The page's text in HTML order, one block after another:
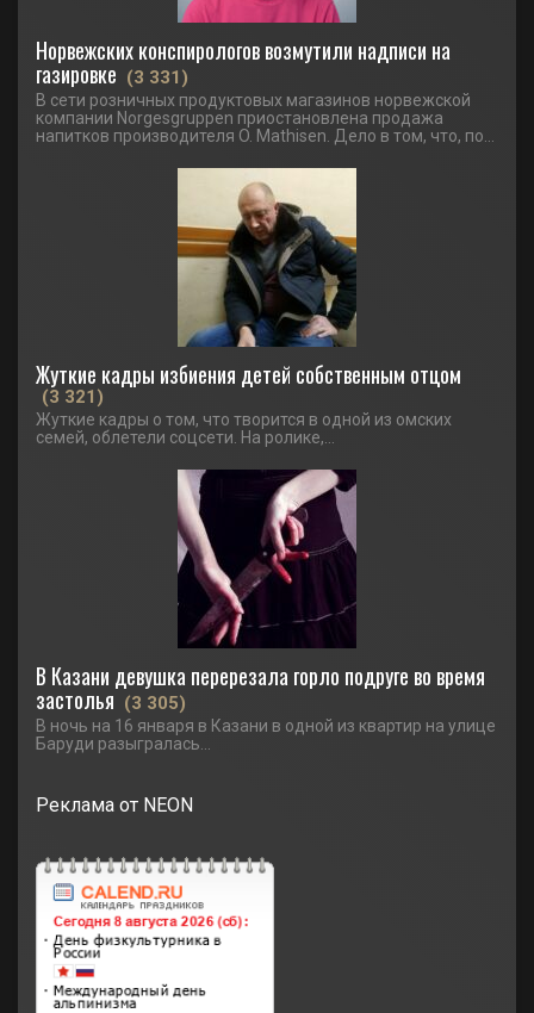
Норвежских конспирологов возмутили надписи на
газировке (3 331)
В сети розничных продуктовых магазинов норвежской
компании Norgesgruppen приостановлена продажа
напитков производителя O. Mathisen. Дело в том, что, по...
Жуткие кадры избиения детей собственным отцом
(3 321)
Жуткие кадры о том, что творится в одной из омских
семей, облетели соцсети. На ролике,...
В Казани девушка перерезала горло подруге во время
застолья (3 305)
В ночь на 16 января в Казани в одной из квартир на улице
Баруди разыгралась...
Реклама от NEON